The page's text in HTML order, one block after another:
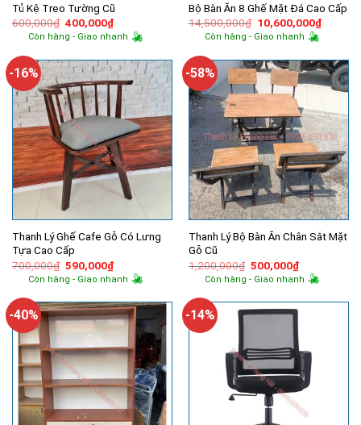
Tủ Kệ Treo Tường Cũ
600,000₫ Giá
gốc
là:
400,000₫Giá
hiện
tại
400,000₫.
Còn hàng - Giao nhanh
Bộ Bàn Ăn 8 Ghế Mặt Đá Cao Cấp
14,500,000₫ Giá
gốc
là:
10,600,000₫Giá
hiện
Còn hàng - Giao nhanh
-16%
Thanh Lý Ghế Cafe Gỗ Có Lưng
Tựa Cao Cấp
700,000₫ Giá
gốc
là:
590,000₫Giá
hiện
tại
590,000₫.
Còn hàng - Giao nhanh
-58%
Thanh Lý Bộ Bàn Ăn Chân Sắt Mặt
Gỗ Cũ
1,200,000₫ Giá
gốc
là:
500,000₫Giá
hiện
tại
500,000₫.
Còn hàng - Giao nhanh
-40% -14%